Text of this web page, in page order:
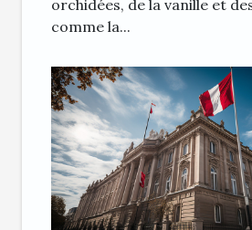
orchidées, de la vanille et
comme la...